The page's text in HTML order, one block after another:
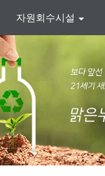
자원회수시설